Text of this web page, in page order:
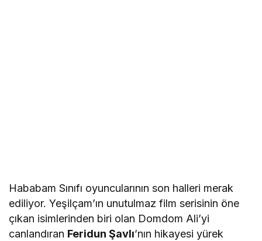
Hababam Sınıfı oyuncularının son halleri merak
ediliyor. Yeşilçam’ın unutulmaz film serisinin öne
çıkan isimlerinden biri olan Domdom Ali’yi
canlandıran Feridun Şavlı’nın hikayesi yürek